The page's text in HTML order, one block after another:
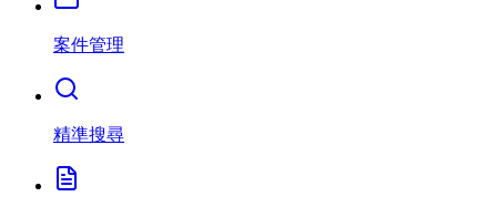
案件管理
精準搜尋